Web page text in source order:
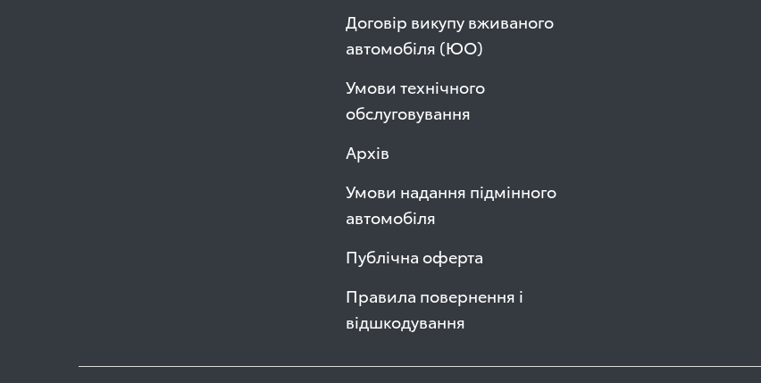
Договір викупу вживаного
автомобіля (ЮО)
Умови технічного
обслуговування
Архів
Умови надання підмінного
автомобіля
Публічна оферта
Правила повернення і
відшкодування